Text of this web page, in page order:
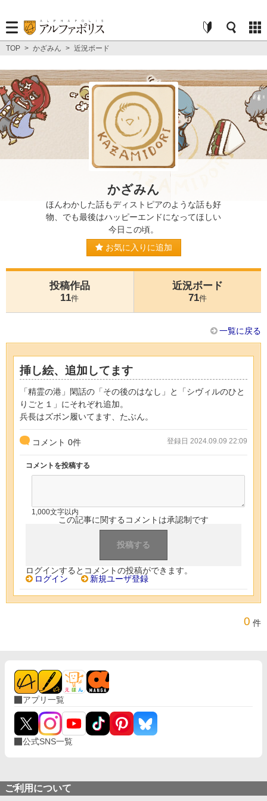
TOP > かざみん > 近況ボード
かざみん
ほんわかした話もディストピアのような話も好
物、でも最後はハッピーエンドになってほしい
今日この頃。
お気に入りに追加
投稿作品
11件
近況ボード
71件
一覧に戻る
挿し絵、追加してます
「精霊の港」閑話の「その後のはなし」と「シヴィルのひと
りごと１」にそれぞれ追加。
兵長はズボン履いてます、たぶん。
コメント 0件 登録日 2024.09.09 22:09
コメントを投稿する
1,000文字以内
この記事に関するコメントは承認制です
ログインするとコメントの投稿ができます。
ログイン
新規ユーザ登録
0 件
アプリ一覧
公式SNS一覧
ご利用について